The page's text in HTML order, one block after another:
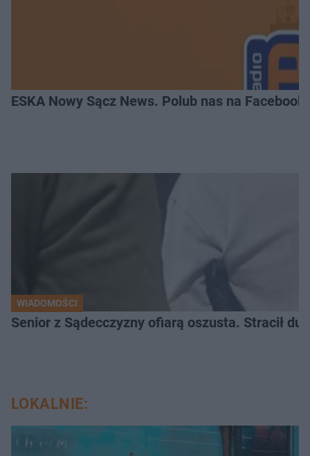
ESKA Nowy Sącz News. Polub nas na
WIADOMOŚCI
Senior z Sądecczyzny ofiarą oszusta. Stracił
LOKALNIE: